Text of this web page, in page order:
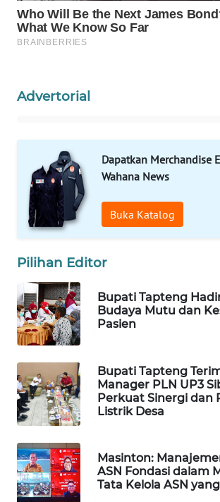
Advertorial
Dapatkan Merchandise
Wahana News
Buka Katalog
Pilihan Editor
Bupati Tapteng
Budaya Mutu dan
Pasien
Bupati Tapteng
Manager PLN UP3
Perkuat Sinergi dan
Listrik Desa
Masinton:
ASN Fondasi dalam
Tata Kelola ASN
Wahana
Network
KELISTRIKAN
WALINKI
ID
MAWAKA
ID
NET
PLN
WATCH
MKLI
LPKKI
LKKI
KOPEKLIN